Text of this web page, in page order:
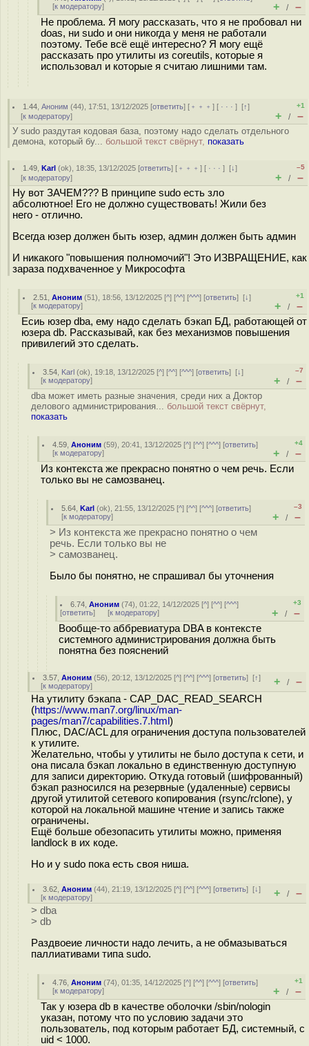
[к модератору] + / –
Не проблема. Я могу рассказать, что я не пробовал ни
doas, ни sudo и они никогда у меня не работали
поэтому. Тебе всё ещё интересно? Я могу ещё
рассказать про утилиты из coreutils, которые я
использовал и которые я считаю лишними там.
1.44 ,Аноним (44), 17:51, 13/12/2025 [ответить] [ ﹢﹢﹢] [ · · ·][↑]
[к модератору]
+1
+ / –
У sudo раздутая кодовая база, поэтому надо сделать отдельного
демона, который бу... большой текст свёрнут, показать
1.49 ,Karl (ok), 18:35, 13/12/2025 [ответить] [ ﹢﹢﹢] [ · · ·][↓]
[к модератору]
–5
+ / –
Ну вот ЗАЧЕМ??? В принципе sudo есть зло
абсолютное! Его не должно существовать! Жили без
него - отлично.
Всегда юзер должен быть юзер, админ должен быть админ
И никакого "повышения полномочий"! Это ИЗВРАЩЕНИЕ, как
зараза подхваченное у Микрософта
2.51 ,Аноним (51), 18:56, 13/12/2025 [^] [^^] [^^^] [ответить][↓]
[к модератору]
+1
+ / –
Есиь юзер dba, ему надо сделать бэкап БД, работающей от
юзера db. Рассказывай, как без механизмов повышения
привилегий это сделать.
3.54 Karl (ok), 19:18, 13/12/2025 [^] [^^] [^^^] [ответить][↓]
[к модератору]
–7
+ / –
dba может иметь разные значения, среди них a Доктор
делового администрирования... большой текст свёрнут,
показать
4.59 ,Аноним (59), 20:41, 13/12/2025 [^] [^^] [^^^] [ответить]
[к модератору]
+4
+ / –
Из контекста же прекрасно понятно о чем речь. Если
только вы не самозванец.
5.64 ,Karl (ok), 21:55, 13/12/2025 [^] [^^] [^^^] [ответить]
[к модератору]
–3
+ / –
> Из контекста же прекрасно понятно о чем
речь. Если только вы не
> самозванец.
Было бы понятно, не спрашивал бы уточнения
6.74 ,Аноним (74), 01:22, 14/12/2025 [^] [^^] [^^^]
[ответить] [к модератору]
+3
+ / –
Вообще-то аббревиатура DBA в контексте
системного администрирования должна быть
понятна без пояснений
3.57 ,Аноним (56), 20:12, 13/12/2025 [^] [^^] [^^^] [ответить][↑]
[к модератору] + / –
На утилиту бэкапа - CAP_DAC_READ_SEARCH
(https://www.man7.org/linux/man-
pages/man7/capabilities.7.html )
Плюс, DAC/ACL для ограничения доступа пользователей
к утилите.
Желательно, чтобы у утилиты не было доступа к сети, и
она писала бэкап локально в единственную доступную
для записи директорию. Откуда готовый (шифрованный)
бэкап разносился на резервные (удаленные) сервисы
другой утилитой сетевого копирования (rsync/rclone), у
которой на локальной машине чтение и запись также
ограничены.
Ещё больше обезопасить утилиты можно, применяя
landlock в их коде.
Но и у sudo пока есть своя ниша.
3.62 ,Аноним (44), 21:19, 13/12/2025 [^] [^^] [^^^] [ответить][↓]
[к модератору] + / –
> dba
> db
Раздвоеие личности надо лечить, а не обмазываться
паллиативами типа sudo.
4.76 ,Аноним (74), 01:35, 14/12/2025 [^] [^^] [^^^] [ответить]
[к модератору]
+1
+ / –
Так у юзера db в качестве оболочки /sbin/nologin
указан, потому что по условию задачи это
пользователь, под которым работает БД, системный, с
uid < 1000.